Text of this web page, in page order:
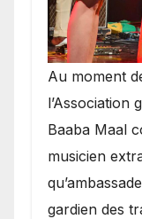
​Au moment
l’Association
Baaba Maal
musicien
gardien des